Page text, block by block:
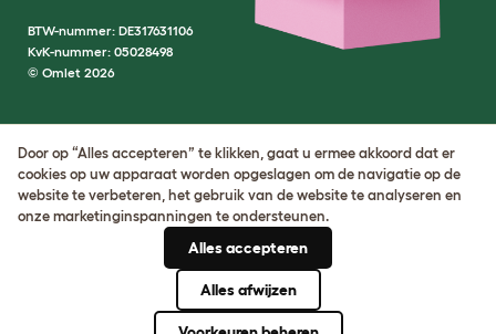
BTW-nummer: DE317631106
KvK-nummer: 05028498
© Omlet 2026
Door op “Alles accepteren” te klikken, gaat u ermee akkoord dat er
cookies op uw apparaat worden opgeslagen om de navigatie op de
website te verbeteren, het gebruik van de website te analyseren en
onze marketinginspanningen te ondersteunen.
Alles accepteren
Alles afwijzen